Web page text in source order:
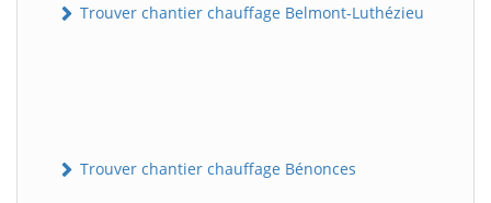
Trouver chantier chauffage Belmont-Luthézieu
Trouver chantier chauffage Bénonces